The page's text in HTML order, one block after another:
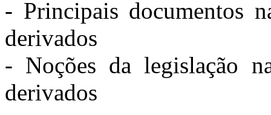
- Principais documentos
derivados
- Noções da legislação
derivados